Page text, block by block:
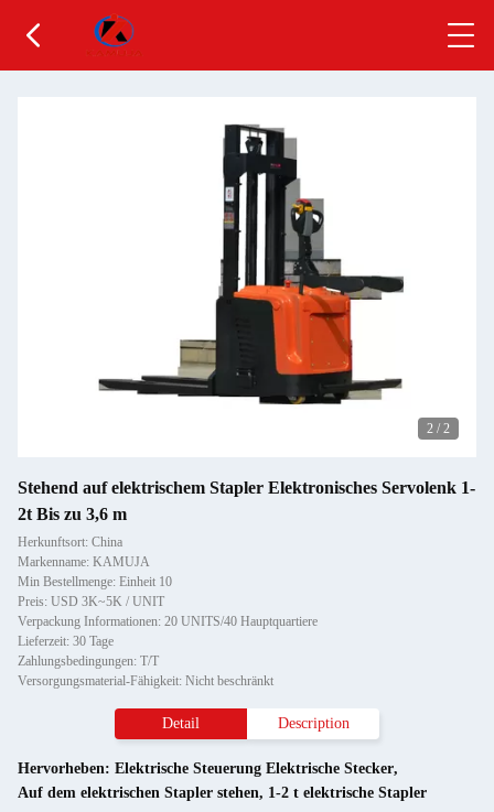
2 / 2
Stehend auf elektrischem Stapler Elektronisches Servolenk 1-
2t Bis zu 3,6 m
Herkunftsort: China
Markenname: KAMUJA
Min Bestellmenge: Einheit 10
Preis: USD 3K~5K / UNIT
Verpackung Informationen: 20 UNITS/40 Hauptquartiere
Lieferzeit: 30 Tage
Zahlungsbedingungen: T/T
Versorgungsmaterial-Fähigkeit: Nicht beschränkt
Detail Description
Hervorheben: Elektrische Steuerung Elektrische Stecker,
Auf dem elektrischen Stapler stehen, 1-2 t elektrische Stapler